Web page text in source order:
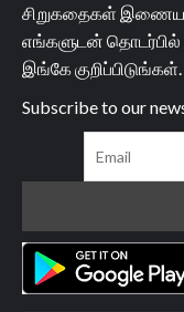
சிறுகதைகள்
எங்களுடன்
இங்கே குறிப்பிடுங்கள்.
Subscribe to our